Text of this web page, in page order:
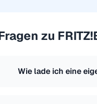
zu
Wie lade ich eine